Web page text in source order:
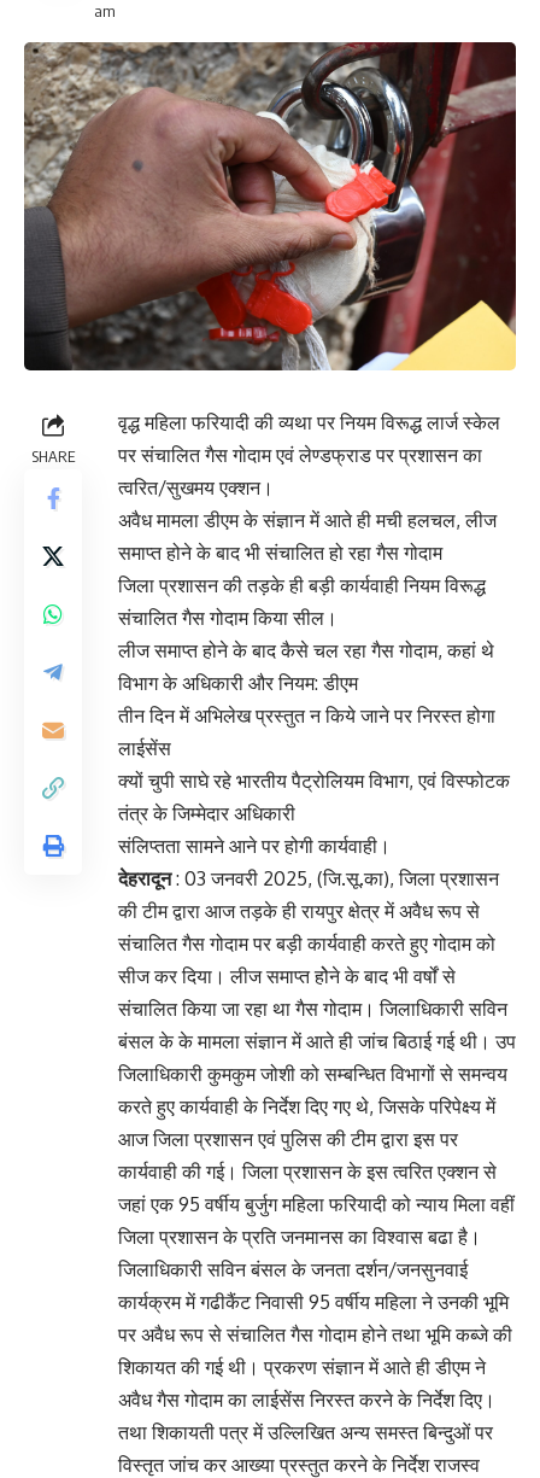
am
SHARE
वृद्ध महिला फरियादी की व्यथा पर नियम विरूद्ध लार्ज स्केल
पर संचालित गैस गोदाम एवं लेण्डफ्राड पर प्रशासन का
त्वरित/सुखमय एक्शन।
अवैध मामला डीएम के संज्ञान में आते ही मची हलचल, लीज
समाप्त होने के बाद भी संचालित हो रहा गैस गोदाम
जिला प्रशासन की तड़के ही बड़ी कार्यवाही नियम विरूद्ध
संचालित गैस गोदाम किया सील।
लीज समाप्त होने के बाद कैसे चल रहा गैस गोदाम, कहां थे
विभाग के अधिकारी और नियम: डीएम
तीन दिन में अभिलेख प्रस्तुत न किये जाने पर निरस्त होगा
लाईसेंस
क्यों चुपी साघे रहे भारतीय पैट्रोलियम विभाग, एवं विस्फोटक
तंत्र के जिम्मेदार अधिकारी
संलिप्तता सामने आने पर होगी कार्यवाही।
देहरादून: 03 जनवरी 2025, (जि.सू.का), जिला प्रशासन
की टीम द्वारा आज तड़के ही रायपुर क्षेत्र में अवैध रूप से
संचालित गैस गोदाम पर बड़ी कार्यवाही करते हुए गोदाम को
सीज कर दिया। लीज समाप्त होेने के बाद भी वर्षों से
संचालित किया जा रहा था गैस गोदाम। जिलाधिकारी सविन
बंसल के के मामला संज्ञान में आते ही जांच बिठाई गई थी। उप
जिलाधिकारी कुमकुम जोशी को सम्बन्धित विभागों से समन्वय
करते हुए कार्यवाही के निर्देश दिए गए थे, जिसके परिपेक्ष्य में
आज जिला प्रशासन एवं पुलिस की टीम द्वारा इस पर
कार्यवाही की गई। जिला प्रशासन के इस त्वरित एक्शन से
जहां एक 95 वर्षीय बुर्जुग महिला फरियादी को न्याय मिला वहीं
जिला प्रशासन के प्रति जनमानस का विश्वास बढा है।
जिलाधिकारी सविन बंसल के जनता दर्शन/जनसुनवाई
कार्यक्रम में गढीकैंट निवासी 95 वर्षीय महिला ने उनकी भूमि
पर अवैध रूप से संचालित गैस गोदाम होने तथा भूमि कब्जे की
शिकायत की गई थी। प्रकरण संज्ञान में आते ही डीएम ने
अवैध गैस गोदाम का लाईसेंस निरस्त करने के निर्देश दिए।
तथा शिकायती पत्र में उल्लिखित अन्य समस्त बिन्दुओं पर
विस्तृत जांच कर आख्या प्रस्तुत करने के निर्देश राजस्व